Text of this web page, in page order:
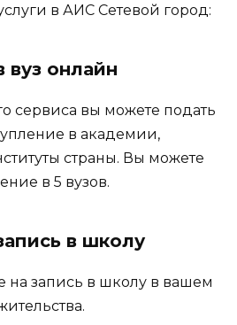
в АИС Сетевой город:
вуз онлайн
сервиса вы можете подать
в академии,
страны. Вы можете
в 5 вузов.
в школу
на запись в школу в вашем